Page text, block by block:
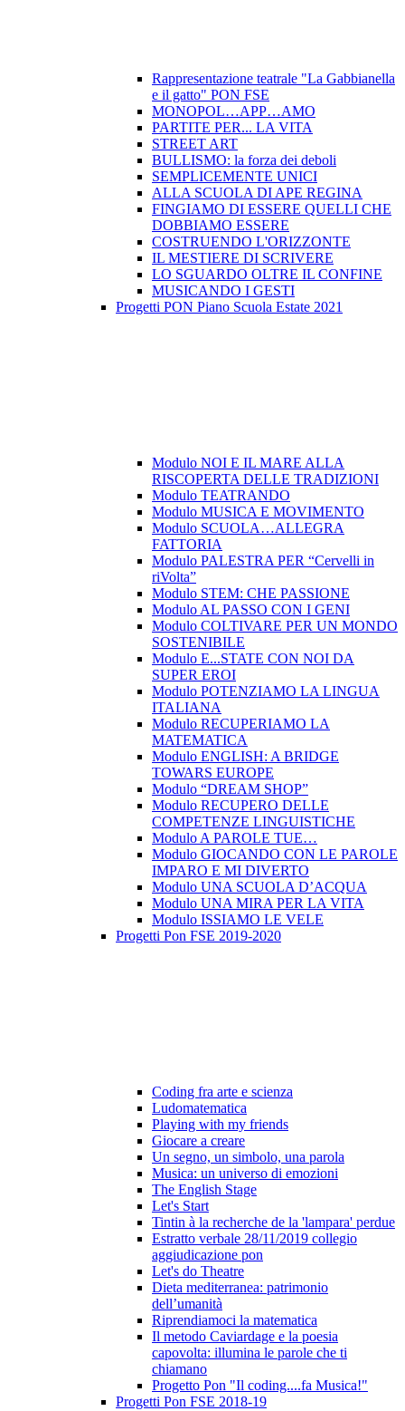
Rappresentazione teatrale "La Gabbianella
e il gatto" PON FSE
MONOPOL…APP…AMO
PARTITE PER... LA VITA
STREET ART
BULLISMO: la forza dei deboli
SEMPLICEMENTE UNICI
ALLA SCUOLA DI APE REGINA
FINGIAMO DI ESSERE QUELLI CHE
DOBBIAMO ESSERE
COSTRUENDO L'ORIZZONTE
IL MESTIERE DI SCRIVERE
LO SGUARDO OLTRE IL CONFINE
MUSICANDO I GESTI
Progetti PON Piano Scuola Estate 2021
Modulo NOI E IL MARE ALLA
RISCOPERTA DELLE TRADIZIONI
Modulo TEATRANDO
Modulo MUSICA E MOVIMENTO
Modulo SCUOLA…ALLEGRA
FATTORIA
Modulo PALESTRA PER “Cervelli in
riVolta”
Modulo STEM: CHE PASSIONE
Modulo AL PASSO CON I GENI
Modulo COLTIVARE PER UN MONDO
SOSTENIBILE
Modulo E...STATE CON NOI DA
SUPER EROI
Modulo POTENZIAMO LA LINGUA
ITALIANA
Modulo RECUPERIAMO LA
MATEMATICA
Modulo ENGLISH: A BRIDGE
TOWARS EUROPE
Modulo “DREAM SHOP”
Modulo RECUPERO DELLE
COMPETENZE LINGUISTICHE
Modulo A PAROLE TUE…
Modulo GIOCANDO CON LE PAROLE
IMPARO E MI DIVERTO
Modulo UNA SCUOLA D’ACQUA
Modulo UNA MIRA PER LA VITA
Modulo ISSIAMO LE VELE
Progetti Pon FSE 2019-2020
Coding fra arte e scienza
Ludomatematica
Playing with my friends
Giocare a creare
Un segno, un simbolo, una parola
Musica: un universo di emozioni
The English Stage
Let's Start
Tintin à la recherche de la 'lampara' perdue
Estratto verbale 28/11/2019 collegio
aggiudicazione pon
Let's do Theatre
Dieta mediterranea: patrimonio
dell’umanità
Riprendiamoci la matematica
Il metodo Caviardage e la poesia
capovolta: illumina le parole che ti
chiamano
Progetto Pon "Il coding....fa Musica!"
Progetti Pon FSE 2018-19